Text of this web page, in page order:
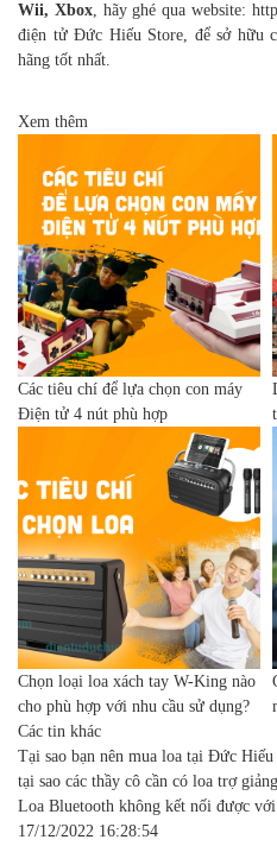
Wii, Xbox, hãy ghé qua website:
điện tử Đức Hiếu Store, để sở hữu
hãng tốt nhất.
Xem thêm
Các tiêu chí để lựa chọn con máy
Điện tử 4 nút phù hợp
Chọn loại loa xách tay W-King nào
cho phù hợp với nhu cầu sử dụng?
Các tin khác
Tại sao bạn nên mua loa tại Đức Hiếu
tại sao các thầy cô cần có loa trợ giảng
Loa Bluetooth không kết nối được
17/12/2022 16:28:54